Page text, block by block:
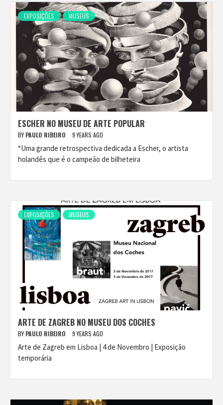
EXPOSIÇÕES MUSEUS
ESCHER NO MUSEU DE ARTE POPULAR
BY PAULO RIBEIRO 9 YEARS AGO
“Uma grande retrospectiva dedicada a Escher, o artista
holandês que é o campeão de bilheteira
EXPOSIÇÕES MUSEUS
ARTE DE ZAGREB NO MUSEU DOS COCHES
BY PAULO RIBEIRO 9 YEARS AGO
Arte de Zagreb em Lisboa | 4 de Novembro | Exposição
temporária